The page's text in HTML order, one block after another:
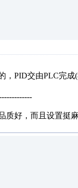
PID交由PLC完成
质好，而且设置挺